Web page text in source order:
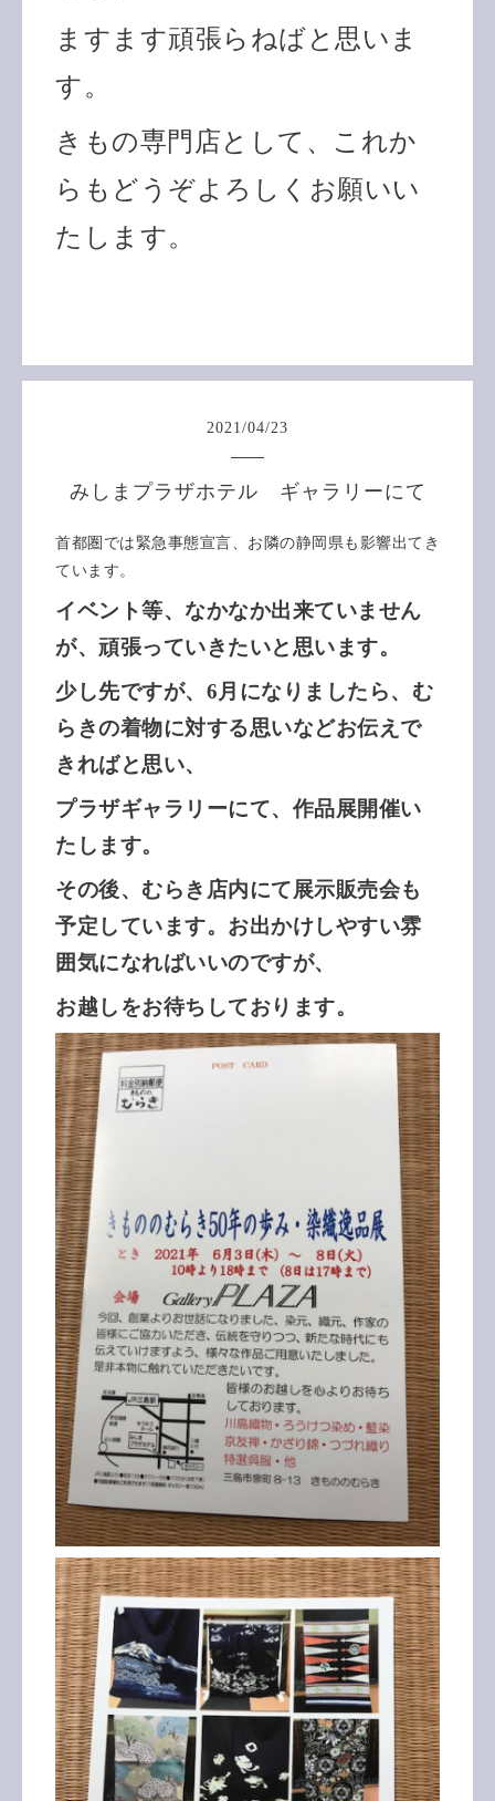
ますます頑張らねばと思いま
す。
きもの専門店として、これか
らもどうぞよろしくお願いい
たします。
2021 /04/23
みしまプラザホテル ギャラリーにて
首都圏では緊急事態宣言、お隣の静岡県も影響出てき
ています。
イベント等、なかなか出来ていません
が、頑張っていきたいと思います。
少し先ですが、6月になりましたら、む
らきの着物に対する思いなどお伝えで
きればと思い、
プラザギャラリーにて、作品展開催い
たします。
その後、むらき店内にて展示販売会も
予定しています。お出かけしやすい雰
囲気になればいいのですが、
お越しをお待ちしております。